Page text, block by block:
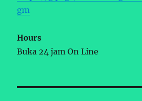
gm
Hours
Buka 24 jam On Line